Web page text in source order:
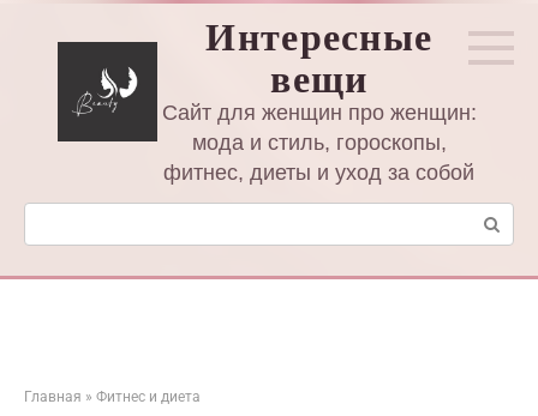
Интересные
вещи
Сайт для женщин про женщин:
мода и стиль, гороскопы,
фитнес, диеты и уход за собой
Поиск:
Главная » Фитнес и диета